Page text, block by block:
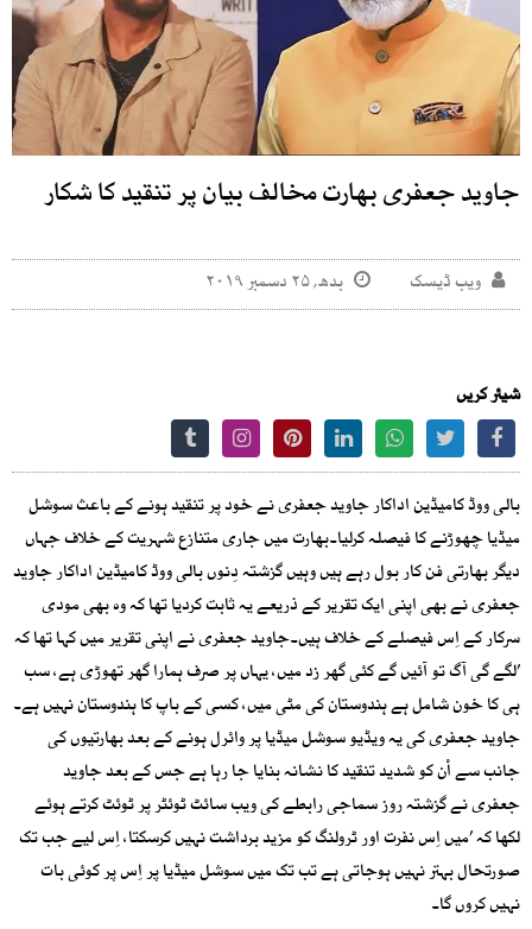
جاوید جعفری بھارت مخالف بیان پر تنقید کا شکار
ویب ڈیسک بدھ, ۲۵ دسمبر ۲۰۱۹
شیئر کریں
بالی ووڈ کامیڈین اداکار جاوید جعفری نے خود پر تنقید ہونے کے باعث سوشل
میڈیا چھوڑنے کا فیصلہ کرلیا۔بھارت میں جاری متنازع شہریت کے خلاف جہاں
دیگر بھارتی فن کار بول رہے ہیں وہیں گزشتہ دِنوں بالی ووڈ کامیڈین اداکار جاوید
جعفری نے بھی اپنی ایک تقریر کے ذریعے یہ ثابت کردیا تھا کہ وہ بھی مودی
سرکار کے اِس فیصلے کے خلاف ہیں۔جاوید جعفری نے اپنی تقریر میں کہا تھا کہ
’لگے گی آگ تو آئیں گے کئی گھر زد میں، یہاں پر صرف ہمارا گھر تھوڑی ہے، سب
ہی کا خون شامل ہے ہندوستان کی مٹی میں، کسی کے باپ کا ہندوستان نہیں ہے۔
جاوید جعفری کی یہ ویڈیو سوشل میڈیا پر وائرل ہونے کے بعد بھارتیوں کی
جانب سے اْن کو شدید تنقید کا نشانہ بنایا جا رہا ہے جس کے بعد جاوید
جعفری نے گزشتہ روز سماجی رابطے کی ویب سائٹ ٹوئٹر پر ٹوئٹ کرتے ہوئے
لکھا کہ ’میں اِس نفرت اور ٹرولنگ کو مزید برداشت نہیں کرسکتا، اِس لیے جب تک
صورتحال بہتر نہیں ہوجاتی ہے تب تک میں سوشل میڈیا پر اِس پر کوئی بات
نہیں کروں گا۔